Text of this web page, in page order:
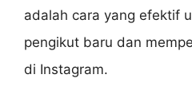
adalah cara yang efektif
pengikut baru dan
di Instagram.